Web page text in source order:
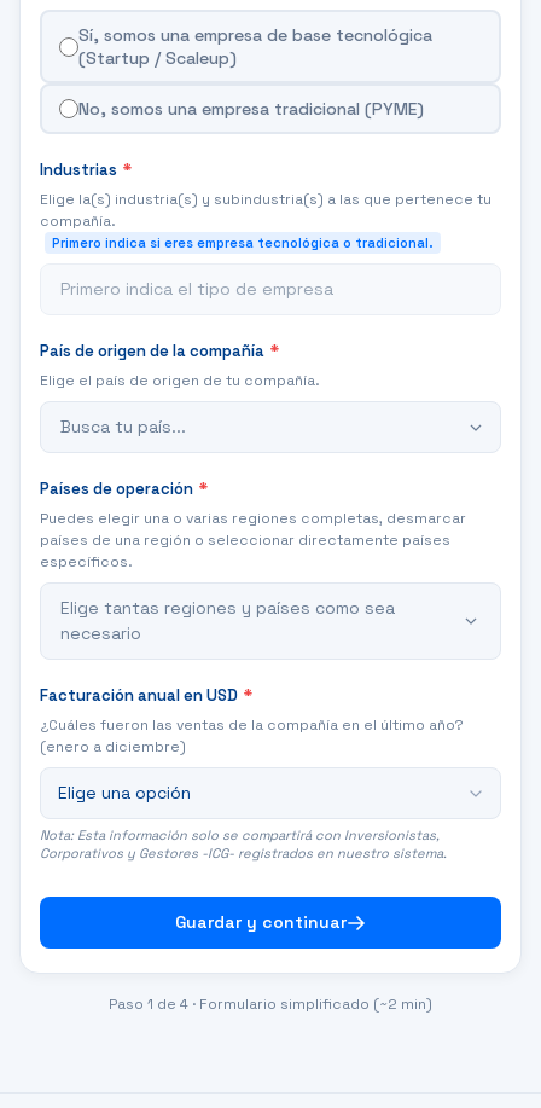
Sí, somos una empresa de base tecnológica
(Startup / Scaleup)
No, somos una empresa tradicional (PYME)
Industrias *
Elige la(s) industria(s) y subindustria(s) a las que pertenece tu
compañía.
Primero indica si eres empresa tecnológica o tradicional.
Primero indica el tipo de empresa
País de origen de la compañía *
Elige el país de origen de tu compañía.
Países de operación *
Puedes elegir una o varias regiones completas, desmarcar
países de una región o seleccionar directamente países
específicos.
Elige tantas regiones y países como sea
necesario
Facturación anual en USD *
¿Cuáles fueron las ventas de la compañía en el último año?
(enero a diciembre)
Nota: Esta información solo se compartirá con Inversionistas,
Corporativos y Gestores -ICG- registrados en nuestro sistema.
Guardar y continuar
Paso 1 de 4 · Formulario simplificado (~2 min)